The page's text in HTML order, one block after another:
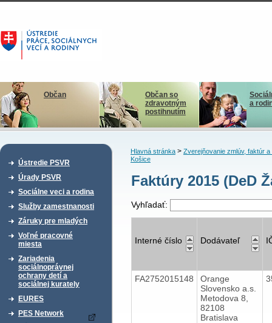
Občan
Občan so
zdravotným
postihnutím
a
Ústredie PSVR
Úrady PSVR
Sociálne veci a rodina
Služby zamestnanosti
Záruky pre mladých
Voľné pracovné
miesta
Zariadenia
sociálnoprávnej
ochrany detí a
sociálnej kurately
EURES
PES Network
Hlavná stránka> Zverejňovanie zmlúv, faktúr a
Košice
Faktúry 2015 (DeD
Vyhľadať:
Interné číslo Dodávateľ
FA2752015148
Orange
Slovensko a.s.
Metodova 8,
82108
Bratislava